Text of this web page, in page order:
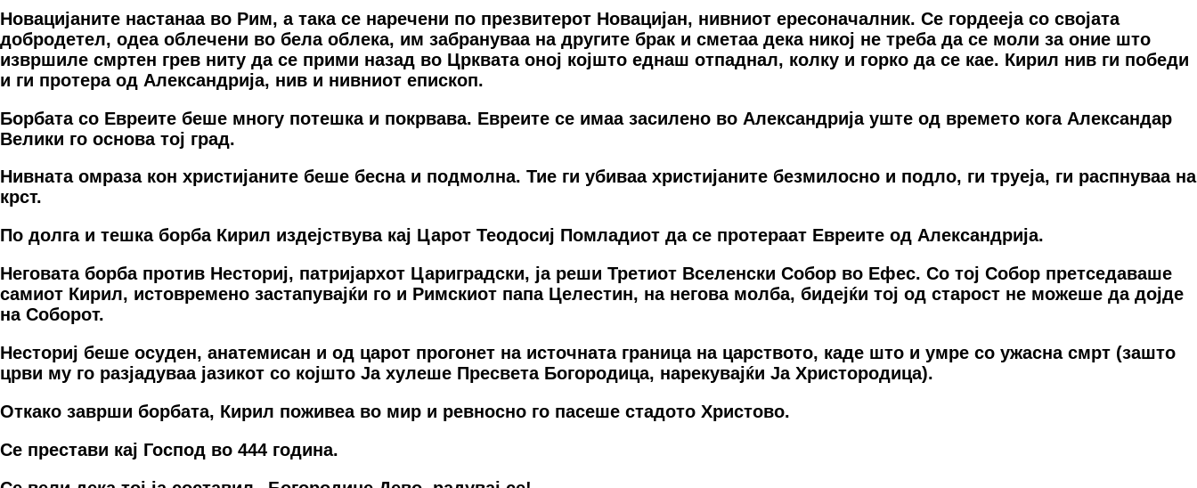
Новацијаните настанаа во Рим, а така се наречени по презвитерот Новацијан, нивниот ересоначалник. Се гордееја со својата
добродетел, одеа облечени во бела облека, им забрануваа на другите брак и сметаа дека никој не треба да се моли за оние што
извршиле смртен грев ниту да се прими назад во Црквата оној којшто еднаш отпаднал, колку и горко да се кае. Кирил нив ги победи
и ги протера од Александрија, нив и нивниот епископ.
Борбата со Евреите беше многу потешка и покрвава. Евреите се имаа засилено во Александрија уште од времето кога Александар
Велики го основа тој град.
Нивната омраза кон христијаните беше бесна и подмолна. Тие ги убиваа христијаните безмилосно и подло, ги труеја, ги распнуваа на
крст.
По долга и тешка борба Кирил издејствува кај Царот Теодосиј Помладиот да се протераат Евреите од Александрија.
Неговата борба против Несториј, патријархот Цариградски, ја реши Третиот Вселенски Собор во Ефес. Со тој Собор претседаваше
самиот Кирил, истовремено застапувајќи го и Римскиот папа Целестин, на негова молба, бидејќи тој од старост не можеше да дојде
на Соборот.
Несториј беше осуден, анатемисан и од царот прогонет на источната граница на царството, каде што и умре со ужасна смрт (зашто
црви му го разјадуваа јазикот со којшто Ја хулеше Пресвета Богородица, нарекувајќи Ја Христородица).
Откако заврши борбата, Кирил поживеа во мир и ревносно го пасеше стадото Христово.
Се престави кај Господ во 444 година.